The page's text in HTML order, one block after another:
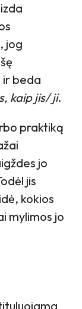
jog
ir beda
kaip jis/ ji.
praktiką
jo
jis
kokios
mylimos jo